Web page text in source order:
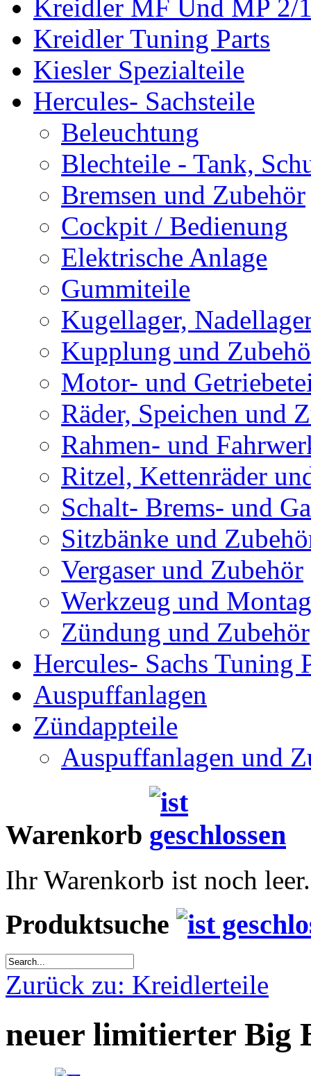
Kreidler MF Und MP 2/
Kreidler Tuning Parts
Kiesler Spezialteile
Hercules- Sachsteile
Beleuchtung
Blechteile - Tank,
Bremsen und Zubehör
Cockpit / Bedienung
Elektrische Anlage
Gummiteile
Kugellager,
Kupplung und
Motor- und
Räder, Speichen und
Rahmen- und
Ritzel, Kettenräder
Schalt- Brems- und
Sitzbänke und
Vergaser und Zubehör
Werkzeug und
Zündung und Zubehör
Hercules- Sachs Tuning
Auspuffanlagen
Zündappteile
Auspuffanlagen und
Warenkorb
Ihr Warenkorb ist noch leer.
Produktsuche
Zurück zu: Kreidlerteile
neuer limitierter Big